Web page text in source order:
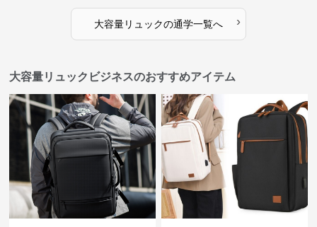
大容量リュックの通学一覧へ ›
大容量リュックビジネスのおすすめアイテム